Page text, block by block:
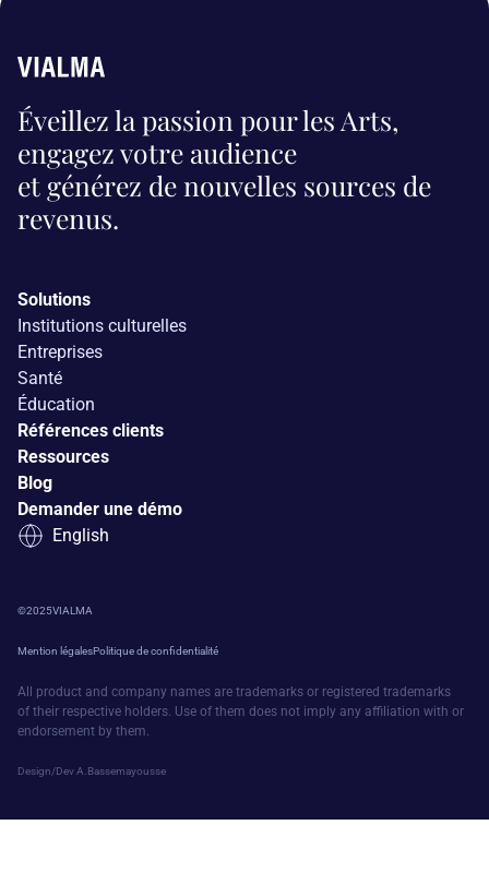
Éveillez la passion pour les Arts,
engagez votre audience
et générez de nouvelles sources de
revenus.
Solutions
Institutions culturelles
Entreprises
Santé
Éducation
Références clients
Ressources
Blog
Demander une démo
English
©2025VIALMA
Mention légalesPolitique de confidentialité
All product and company names are trademarks or registered trademarks
of their respective holders. Use of them does not imply any affiliation with or
endorsement by them.
Design/Dev A.Bassemayousse